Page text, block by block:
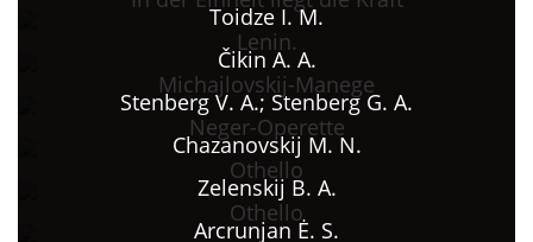
Toidze I. M.
Lenin.
Čikin A. A.
Michajlovskij-Manege
Stenberg V. A.; Stenberg G. A.
Neger-Operette
Chazanovskij M. N.
Othello
Zelenskij B. A.
Othello
Arcrunjan Ė. S.